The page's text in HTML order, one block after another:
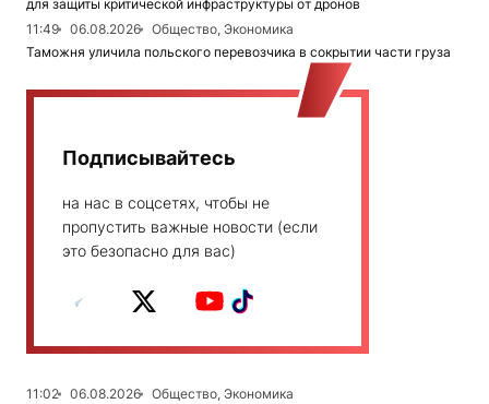
для защиты критической инфраструктуры от дронов
11:49
06.08.2026
Общество, Экономика
Таможня уличила польского перевозчика в сокрытии части груза
Подписывайтесь
на нас в соцсетях, чтобы не
пропустить важные новости (если
это безопасно для вас)
11:02 06.08.2026
Общество, Экономика